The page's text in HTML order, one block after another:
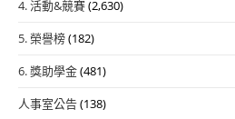
4. 活動&競賽(2,630)
5. 榮譽榜(182)
6. 獎助學金(481)
人事室公告(138)